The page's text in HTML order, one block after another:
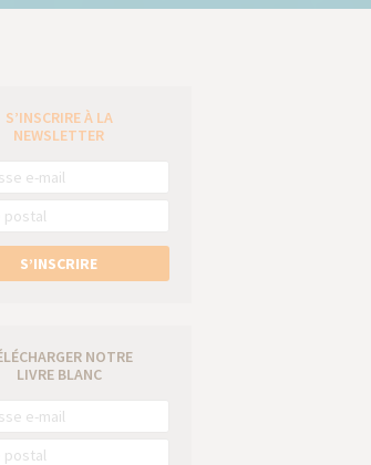
S’INSCRIRE À LA
NEWSLETTER
S’INSCRIRE
NOTRE
LIVRE BLANC